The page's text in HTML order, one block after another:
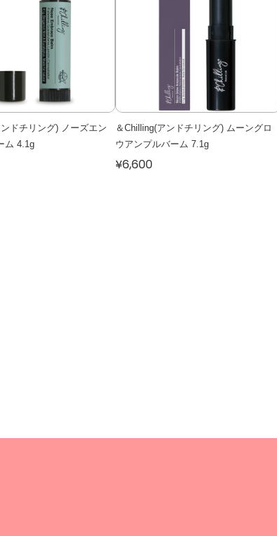
ドチリング) ノーズエン
ム 4.1g
＆Chilling(アンドチリング) ムーングロ
ウアンプルバーム 7.1g
¥6,600